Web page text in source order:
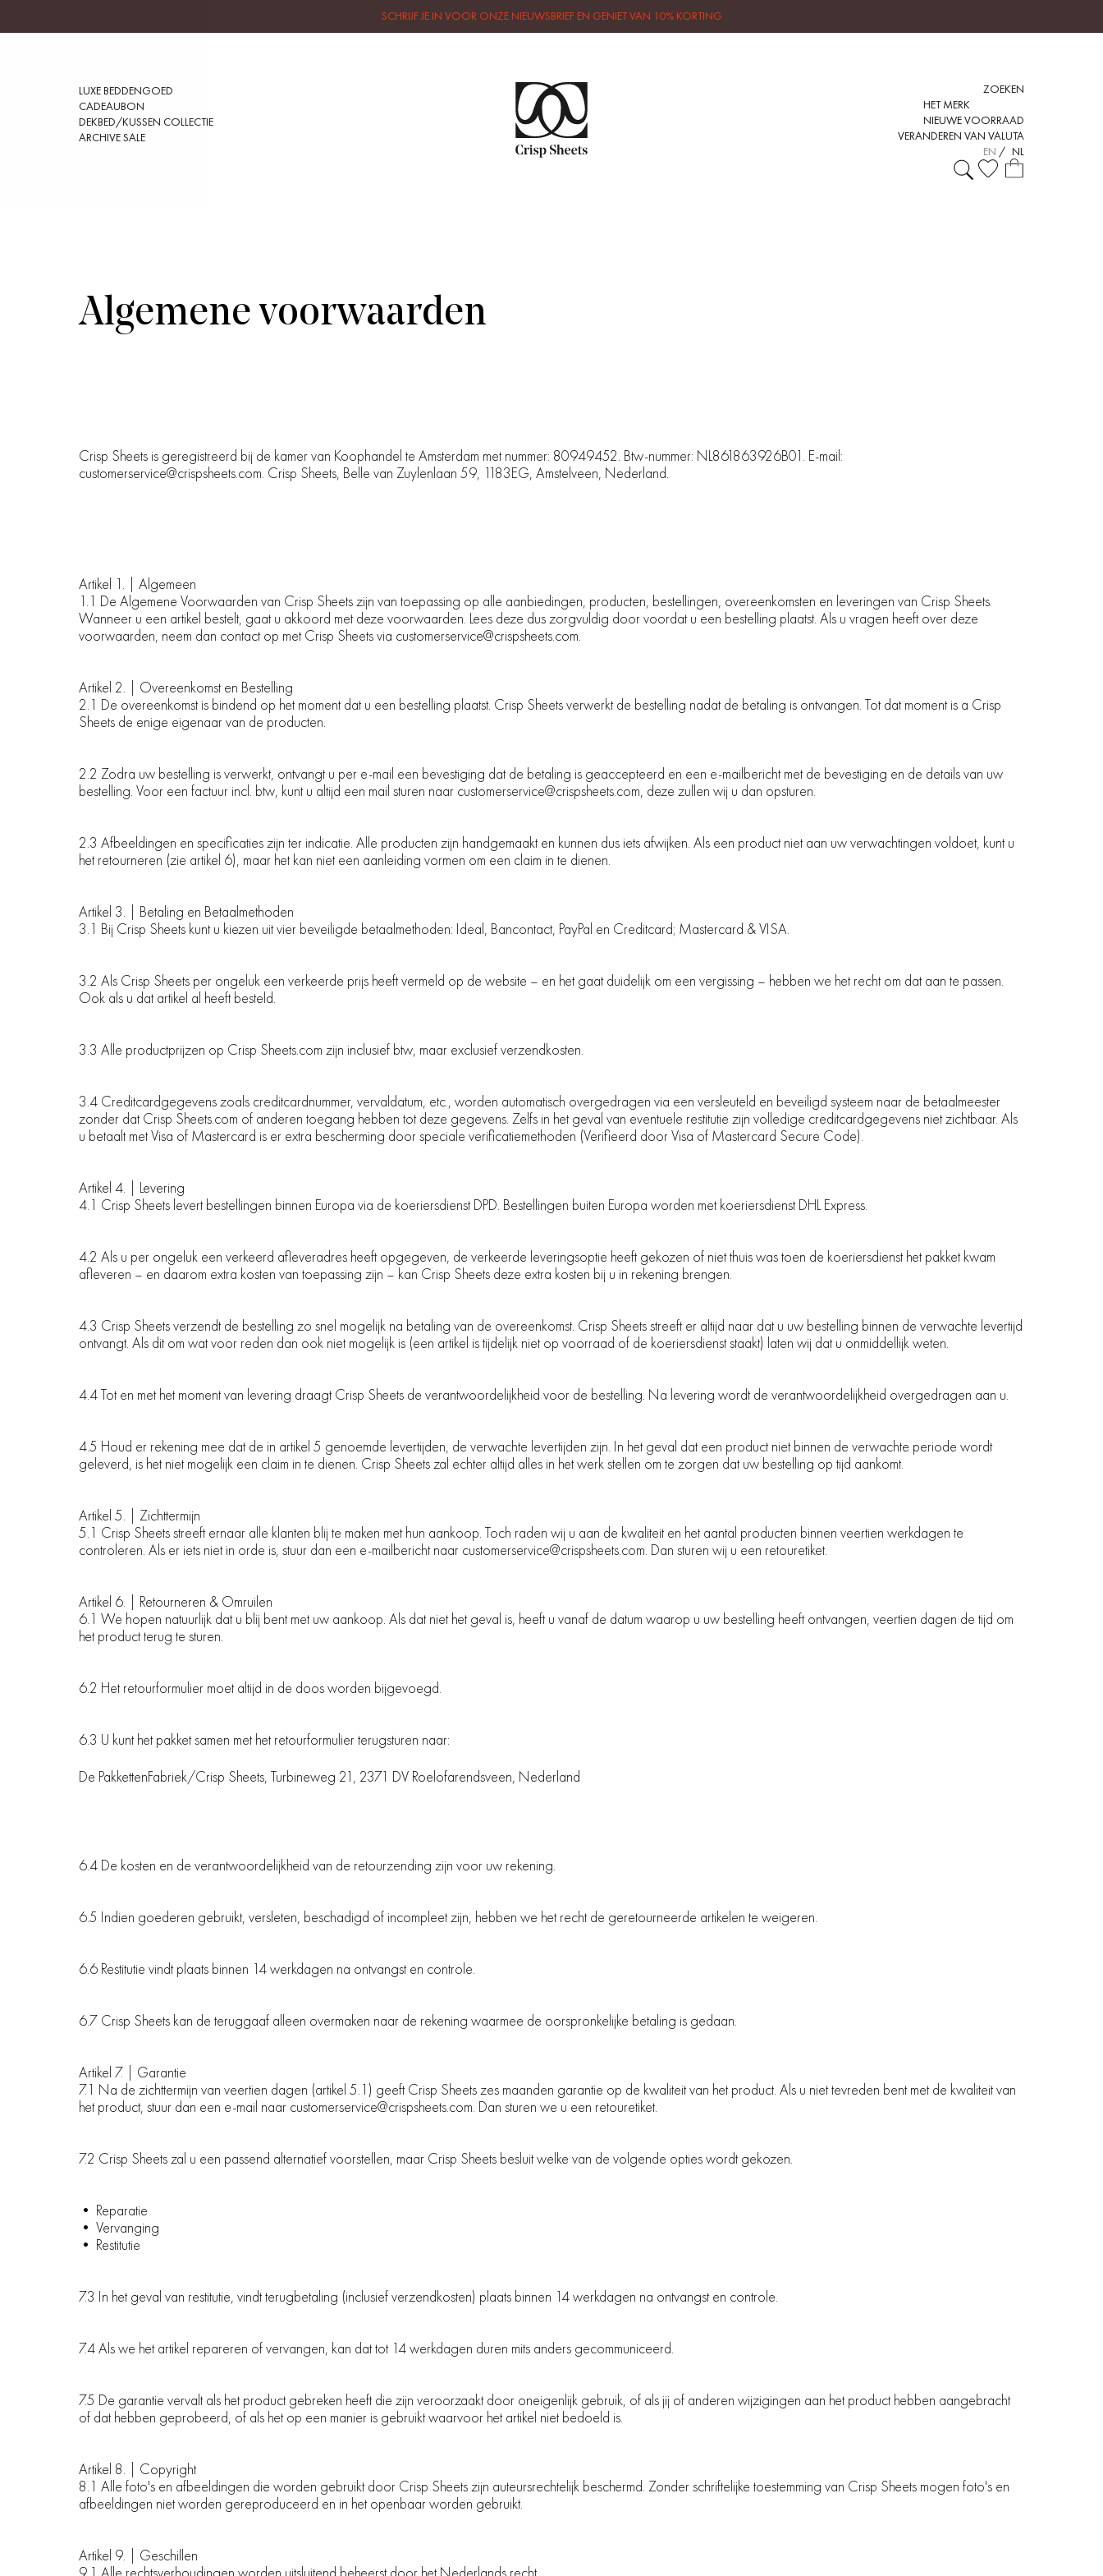
SCHRIJF JE IN VOOR ONZE NIEUWSBRIEF EN GENIET VAN 10% KORTING
LUXE BEDDENGOED
CADEAUBON
DEKBED/KUSSEN COLLECTIE
ARCHIVE SALE
ZOEKEN
HET MERK
NIEUWE VOORRAAD
VERANDEREN VAN VALUTA
EN / NL
Algemene voorwaarden
Crisp Sheets is geregistreerd bij de kamer van Koophandel te Amsterdam met nummer: 80949452. Btw-nummer: NL861863926B01. E-mail:
customerservice@crispsheets.com. Crisp Sheets, Belle van Zuylenlaan 59, 1183EG, Amstelveen, Nederland.
Artikel 1. | Algemeen
1.1 De Algemene Voorwaarden van Crisp Sheets zijn van toepassing op alle aanbiedingen, producten, bestellingen, overeenkomsten en leveringen van Crisp Sheets.
Wanneer u een artikel bestelt, gaat u akkoord met deze voorwaarden. Lees deze dus zorgvuldig door voordat u een bestelling plaatst. Als u vragen heeft over deze
voorwaarden, neem dan contact op met Crisp Sheets via customerservice@crispsheets.com.
Artikel 2. | Overeenkomst en Bestelling
2.1 De overeenkomst is bindend op het moment dat u een bestelling plaatst. Crisp Sheets verwerkt de bestelling nadat de betaling is ontvangen. Tot dat moment is a Crisp
Sheets de enige eigenaar van de producten.
2.2 Zodra uw bestelling is verwerkt, ontvangt u per e-mail een bevestiging dat de betaling is geaccepteerd en een e-mailbericht met de bevestiging en de details van uw
bestelling. Voor een factuur incl. btw, kunt u altijd een mail sturen naar customerservice@crispsheets.com, deze zullen wij u dan opsturen.
2.3 Afbeeldingen en specificaties zijn ter indicatie. Alle producten zijn handgemaakt en kunnen dus iets afwijken. Als een product niet aan uw verwachtingen voldoet, kunt u
het retourneren (zie artikel 6), maar het kan niet een aanleiding vormen om een claim in te dienen.
Artikel 3. | Betaling en Betaalmethoden
3.1 Bij Crisp Sheets kunt u kiezen uit vier beveiligde betaalmethoden: Ideal, Bancontact, PayPal en Creditcard; Mastercard & VISA.
3.2 Als Crisp Sheets per ongeluk een verkeerde prijs heeft vermeld op de website – en het gaat duidelijk om een vergissing – hebben we het recht om dat aan te passen.
Ook als u dat artikel al heeft besteld.
3.3 Alle productprijzen op Crisp Sheets.com zijn inclusief btw, maar exclusief verzendkosten.
3.4 Creditcardgegevens zoals creditcardnummer, vervaldatum, etc., worden automatisch overgedragen via een versleuteld en beveiligd systeem naar de betaalmeester
zonder dat Crisp Sheets.com of anderen toegang hebben tot deze gegevens. Zelfs in het geval van eventuele restitutie zijn volledige creditcardgegevens niet zichtbaar. Als
u betaalt met Visa of Mastercard is er extra bescherming door speciale verificatiemethoden (Verifieerd door Visa of Mastercard Secure Code).
Artikel 4. | Levering
4.1 Crisp Sheets levert bestellingen binnen Europa via de koeriersdienst DPD. Bestellingen buiten Europa worden met koeriersdienst DHL Express.
4.2 Als u per ongeluk een verkeerd afleveradres heeft opgegeven, de verkeerde leveringsoptie heeft gekozen of niet thuis was toen de koeriersdienst het pakket kwam
afleveren – en daarom extra kosten van toepassing zijn – kan Crisp Sheets deze extra kosten bij u in rekening brengen.
4.3 Crisp Sheets verzendt de bestelling zo snel mogelijk na betaling van de overeenkomst. Crisp Sheets streeft er altijd naar dat u uw bestelling binnen de verwachte levertijd
ontvangt. Als dit om wat voor reden dan ook niet mogelijk is (een artikel is tijdelijk niet op voorraad of de koeriersdienst staakt) laten wij dat u onmiddellijk weten.
4.4 Tot en met het moment van levering draagt Crisp Sheets de verantwoordelijkheid voor de bestelling. Na levering wordt de verantwoordelijkheid overgedragen aan u.
4.5 Houd er rekening mee dat de in artikel 5 genoemde levertijden, de verwachte levertijden zijn. In het geval dat een product niet binnen de verwachte periode wordt
geleverd, is het niet mogelijk een claim in te dienen. Crisp Sheets zal echter altijd alles in het werk stellen om te zorgen dat uw bestelling op tijd aankomt.
Artikel 5. | Zichttermijn
5.1 Crisp Sheets streeft ernaar alle klanten blij te maken met hun aankoop. Toch raden wij u aan de kwaliteit en het aantal producten binnen veertien werkdagen te
controleren. Als er iets niet in orde is, stuur dan een e-mailbericht naar customerservice@crispsheets.com. Dan sturen wij u een retouretiket.
Artikel 6. | Retourneren & Omruilen
6.1 We hopen natuurlijk dat u blij bent met uw aankoop. Als dat niet het geval is, heeft u vanaf de datum waarop u uw bestelling heeft ontvangen, veertien dagen de tijd om
het product terug te sturen.
6.2 Het retourformulier moet altijd in de doos worden bijgevoegd.
6.3 U kunt het pakket samen met het retourformulier terugsturen naar:
De PakkettenFabriek/Crisp Sheets, Turbineweg 21, 2371 DV Roelofarendsveen, Nederland
6.4 De kosten en de verantwoordelijkheid van de retourzending zijn voor uw rekening.
6.5 Indien goederen gebruikt, versleten, beschadigd of incompleet zijn, hebben we het recht de geretourneerde artikelen te weigeren.
6.6 Restitutie vindt plaats binnen 14 werkdagen na ontvangst en controle.
6.7 Crisp Sheets kan de teruggaaf alleen overmaken naar de rekening waarmee de oorspronkelijke betaling is gedaan.
Artikel 7. | Garantie
7.1 Na de zichttermijn van veertien dagen (artikel 5.1) geeft Crisp Sheets zes maanden garantie op de kwaliteit van het product. Als u niet tevreden bent met de kwaliteit van
het product, stuur dan een e-mail naar customerservice@crispsheets.com. Dan sturen we u een retouretiket.
7.2 Crisp Sheets zal u een passend alternatief voorstellen, maar Crisp Sheets besluit welke van de volgende opties wordt gekozen.
• Reparatie
• Vervanging
• Restitutie
7.3 In het geval van restitutie, vindt terugbetaling (inclusief verzendkosten) plaats binnen 14 werkdagen na ontvangst en controle.
7.4 Als we het artikel repareren of vervangen, kan dat tot 14 werkdagen duren mits anders gecommuniceerd.
7.5 De garantie vervalt als het product gebreken heeft die zijn veroorzaakt door oneigenlijk gebruik, of als jij of anderen wijzigingen aan het product hebben aangebracht
of dat hebben geprobeerd, of als het op een manier is gebruikt waarvoor het artikel niet bedoeld is.
Artikel 8. | Copyright
8.1 Alle foto's en afbeeldingen die worden gebruikt door Crisp Sheets zijn auteursrechtelijk beschermd. Zonder schriftelijke toestemming van Crisp Sheets mogen foto's en
afbeeldingen niet worden gereproduceerd en in het openbaar worden gebruikt.
Artikel 9. | Geschillen